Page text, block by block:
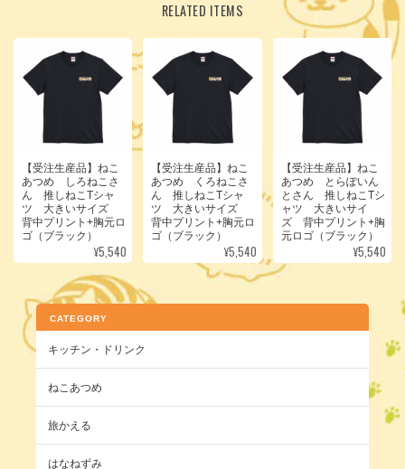
RELATED ITEMS
【受注生産品】ねこ
あつめ しろねこさ
ん 推しねこTシャ
ツ 大きいサイズ
背中プリント+胸元ロ
ゴ（ブラック）
¥5,540
【受注生産品】ねこ
あつめ くろねこさ
ん 推しねこTシャ
ツ 大きいサイズ
背中プリント+胸元ロ
ゴ（ブラック）
¥5,540
【受注生産品】ねこ
あつめ とらぽいん
とさん 推しねこTシ
ャツ 大きいサイ
ズ 背中プリント+胸
元ロゴ（ブラック）
¥5,540
CATEGORY
キッチン・ドリンク
ねこあつめ
旅かえる
はなねずみ